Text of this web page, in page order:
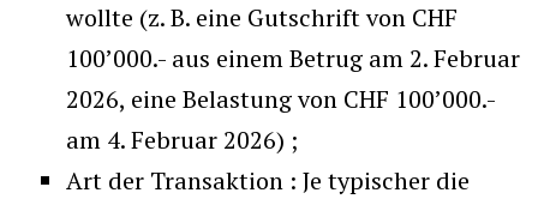
wollte (z. B. eine Gutschrift von CHF
100’000.- aus einem Betrug am 2. Februar
2026, eine Belastung von CHF 100’000.-
am 4. Februar 2026) ;
Art der Transaktion : Je typischer die